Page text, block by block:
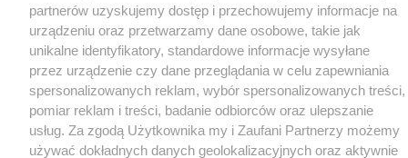
partnerów uzyskujemy dostęp i przechowujemy informacje na
urządzeniu oraz przetwarzamy dane osobowe, takie jak
unikalne identyfikatory, standardowe informacje wysyłane
przez urządzenie czy dane przeglądania w celu zapewniania
spersonalizowanych reklam, wybór spersonalizowanych treści,
pomiar reklam i treści, badanie odbiorców oraz ulepszanie
usług. Za zgodą Użytkownika my i Zaufani Partnerzy możemy
używać dokładnych danych geolokalizacyjnych oraz aktywnie